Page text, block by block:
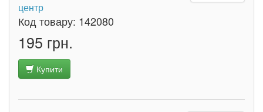
центр
Код товару: 142080
195 грн.
Купити